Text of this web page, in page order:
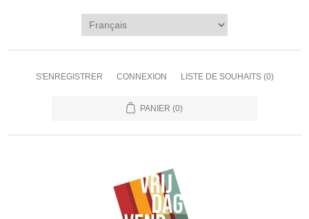
S'ENREGISTRER CONNEXION LISTE DE SOUHAITS (0)
PANIER (0)